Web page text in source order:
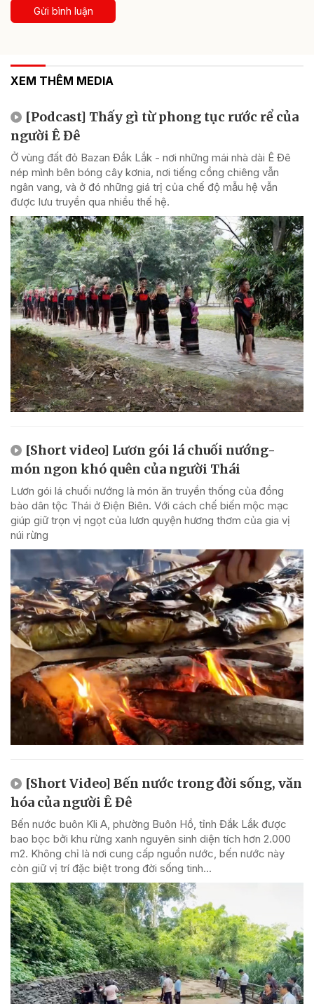
Gửi bình luận
XEM THÊM MEDIA
[Podcast] Thấy gì từ phong tục rước rể của
người Ê Đê
Ở vùng đất đỏ Bazan Đắk Lắk - nơi những mái nhà dài Ê Đê
nép mình bên bóng cây kơnia, nơi tiếng cồng chiêng vẫn
ngân vang, và ở đó những giá trị của chế độ mẫu hệ vẫn
được lưu truyền qua nhiều thế hệ.
[Short video] Lươn gói lá chuối nướng-
món ngon khó quên của người Thái
Lươn gói lá chuối nướng là món ăn truyền thống của đồng
bào dân tộc Thái ở Điện Biên. Với cách chế biến mộc mạc
giúp giữ trọn vị ngọt của lươn quyện hương thơm của gia vị
núi rừng
[Short Video] Bến nước trong đời sống, văn
hóa của người Ê Đê
Bến nước buôn Kli A, phường Buôn Hồ, tỉnh Đắk Lắk được
bao bọc bởi khu rừng xanh nguyên sinh diện tích hơn 2.000
m2. Không chỉ là nơi cung cấp nguồn nước, bến nước này
còn giữ vị trí đặc biệt trong đời sống tinh...